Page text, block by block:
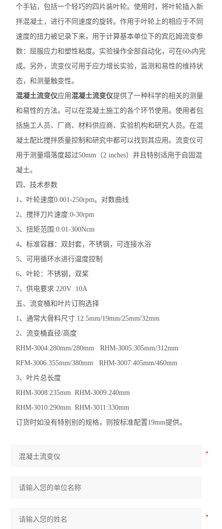
个手钻，包括一个轻巧的四片装叶轮。使用时，将叶轮插入新
拌混凝土，进行不同速度的旋转。作用于叶轮上的相应于不同
速度的扭力被记录下来，用于计算基本单位下的宾厄姆流变参
数：屈服应力和塑性粘度。 实验操作全部自动化，可在60s内完
成。另外，流变仪可用于应力增长实验，监测和易性的维持状
态，和测量触变性。
混凝土流变仪应用混凝土流变仪提供了一种科学的相关的测量
和易性的方法。可以在混凝土施工的各个环节使用。使用者包
括施工人员、厂商、材料供应商、实验机构和研究人员。在混
凝土配比搅拌质量控制和研究中都可以找到其应用。流变仪可
用于测量塌落度超过50mm （2 inches）并且特别适用于自固混
凝土。
四、技术参数
1、 叶轮速度0.001-250rpm。对数曲线
2、搅拌刀片速度:0-30rpm
3、扭矩范围:0.01-300Ncm
4、标准容器：双封套，不锈钢，可连接水浴
5、
可用循环水进行温度控制
6、 叶轮：不锈钢，双桨
7、供电要求:220V 10A
五、流变桶和叶片订购选择
1、通常大骨料尺寸:12.5mm/19mm/25mm/32mm
2、流变桶直径/高度
RHM-3004:280mm/280mm
RHM-3005:305mm/312mm
RFM-3006:355mm/380mm
RHM-3007:405mm/460mm
3、 叶片总长度
RHM-3008:235mm RHM-3009:240mm
RHM-3010:290mm RHM-3011:330mm
订货时如没有特别别的规格，则按标准配置19mm提供。